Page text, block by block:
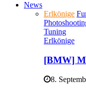
News
Erlkönige
Tuning
Erlkönige
[BMW]
8.